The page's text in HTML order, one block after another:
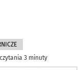
3 minuty